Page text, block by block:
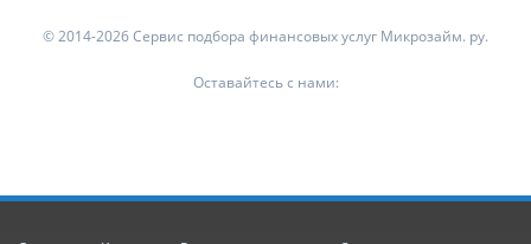
© 2014-2026 Сервис подбора финансовых услуг Микрозайм. ру.
Оставайтесь с нами: